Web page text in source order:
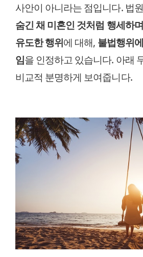
사안이 아니라는 점입니다. 법
숨긴 채 미혼인 것처럼 행세하
유도한 행위에 대해, 불법행위
임을 인정하고 있습니다. 아래
비교적 분명하게 보여줍니다.